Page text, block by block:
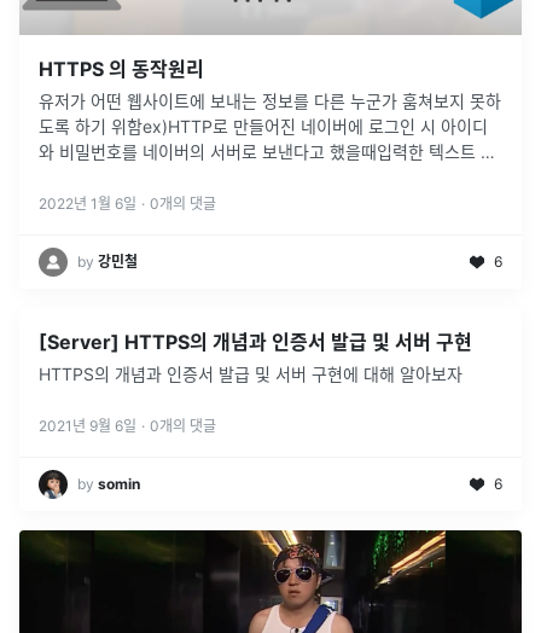
HTTPS 의 동작원리
유저가 어떤 웹사이트에 보내는 정보를 다른 누군가 훔쳐보지 못하
도록 하기 위함ex)HTTP로 만들어진 네이버에 로그인 시 아이디
와 비밀번호를 네이버의 서버로 보낸다고 했을때입력한 텍스트 그
이정보를 중간에 들...
2022년 1월 6일 · 0개의 댓글
by 강민철 6
[Server] HTTPS의 개념과 인증서 발급 및 서버 구현
HTTPS의 개념과 인증서 발급 및 서버 구현에 대해 알아보자
2021년 9월 6일 · 0개의 댓글
by somin 6